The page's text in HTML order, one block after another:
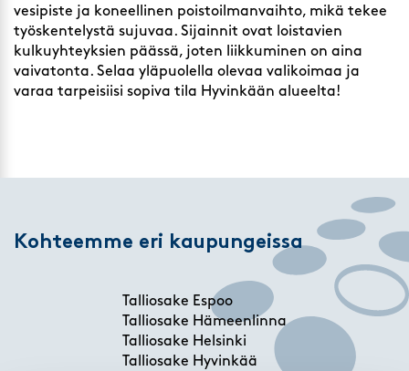
vesipiste ja koneellinen poistoilmanvaihto, mikä tekee
työskentelystä sujuvaa. Sijainnit ovat loistavien
kulkuyhteyksien päässä, joten liikkuminen on aina
vaivatonta. Selaa yläpuolella olevaa valikoimaa ja
varaa tarpeisiisi sopiva tila Hyvinkään alueelta!
Kohteemme eri kaupungeissa
Talliosake Espoo
Talliosake Hämeenlinna
Talliosake Helsinki
Talliosake Hyvinkää